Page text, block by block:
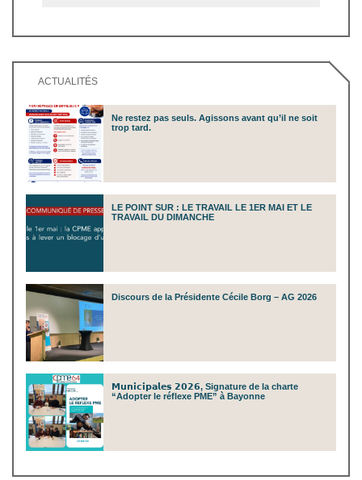
ACTUALITÉS
Ne restez pas seuls. Agissons avant qu’il ne soit
trop tard.
LE POINT SUR : LE TRAVAIL LE 1ER MAI ET LE
TRAVAIL DU DIMANCHE
Discours de la Présidente Cécile Borg – AG 2026
𝗠𝘂𝗻𝗶𝗰𝗶𝗽𝗮𝗹𝗲𝘀 𝟮𝟬𝟮𝟲, Signature de la charte
“Adopter le réflexe PME” à Bayonne